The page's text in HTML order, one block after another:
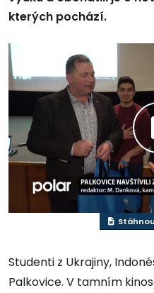
kterých pochází.
Studenti z Ukrajiny,
Palkovice. V tamním